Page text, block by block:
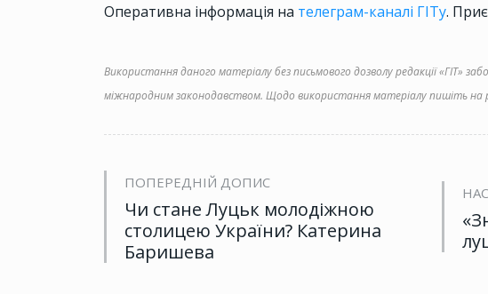
Оперативна інформація на телеграм-каналі ГІТу.
Використання даного матеріалу без письмового дозволу редакції «ГІТ»
міжнародним законодавством. Щодо використання матеріалу пишіть на
ПОПЕРЕДНІЙ ДОПИС
Чи стане Луцьк молодіжною
столицею України? Катерина
Баришева